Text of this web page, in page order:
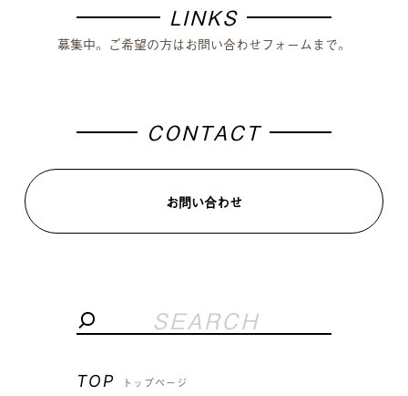
LINKS
募集中。ご希望の方はお問い合わせフォームまで。
CONTACT
お問い合わせ
TOP トップページ